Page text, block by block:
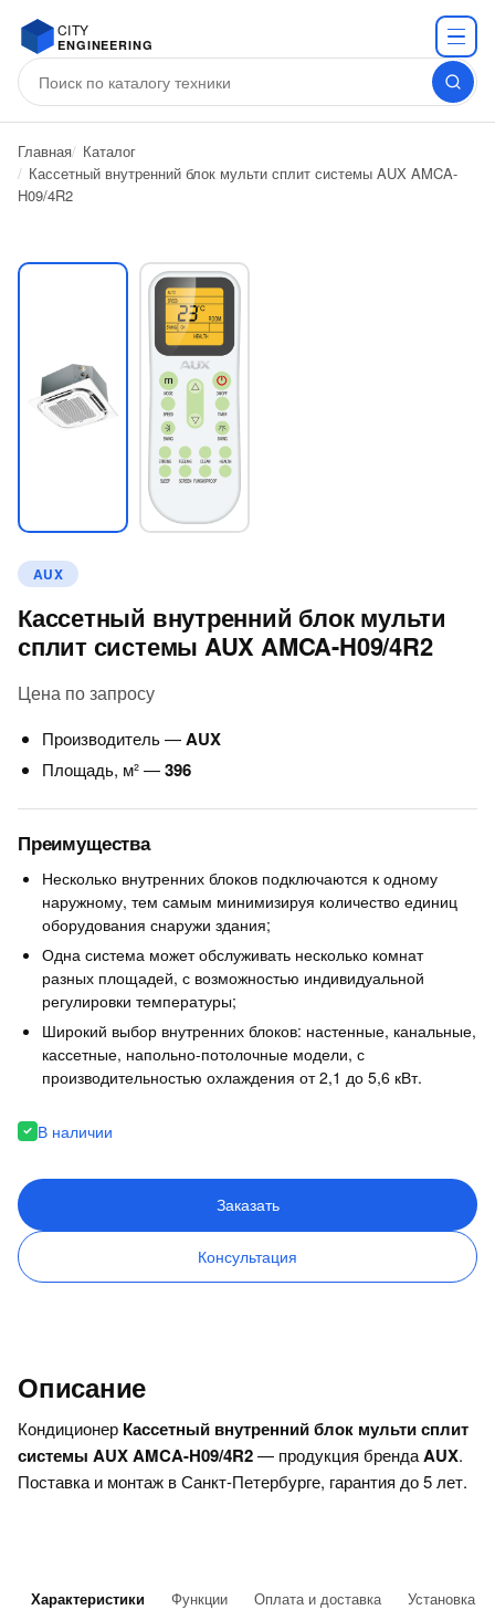
CITY
ENGINEERING
Главная Каталог
Кассетный внутренний блок мульти сплит системы AUX AMCA-
H09/4R2
AUX
Кассетный внутренний блок мульти
сплит системы AUX AMCA-H09/4R2
Цена по запросу
Производитель —AUX
Площадь, м² —396
Преимущества
Несколько внутренних блоков подключаются к одному
наружному, тем самым минимизируя количество единиц
оборудования снаружи здания;
Одна система может обслуживать несколько комнат
разных площадей, с возможностью индивидуальной
регулировки температуры;
Широкий выбор внутренних блоков: настенные, канальные,
кассетные, напольно-потолочные модели, с
производительностью охлаждения от 2,1 до 5,6 кВт.
В наличии
Заказать
Консультация
Описание
Кондиционер Кассетный внутренний блок мульти сплит
системы AUX AMCA-H09/4R2— продукция брендаAUX.
Поставка и монтаж в Санкт-Петербурге, гарантия до 5 лет.
Характеристики Функции Оплата и доставка Установка